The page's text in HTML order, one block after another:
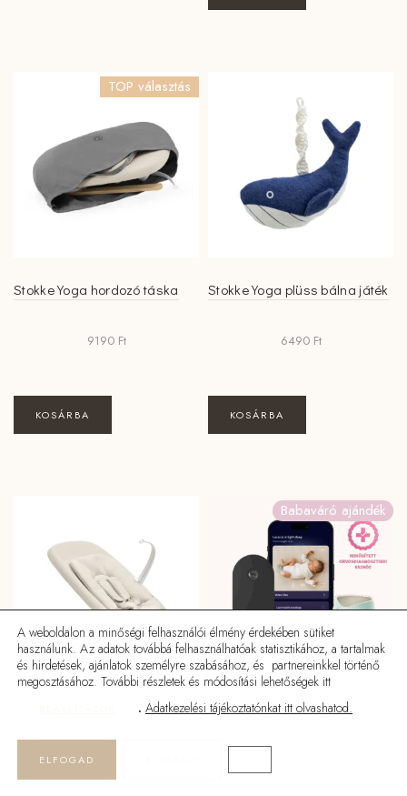
TOP választás
Stokke Yoga hordozó táska
9190 Ft
KOSÁRBA
Stokke Yoga plüss bálna játék
6490 Ft
KOSÁRBA
Stokke® Yoga™ ringató
120990
Babaváró ajándék
Owlet Dream Sock™ + Dream
Kezdőlap
A weboldalon a minőségi felhasználói élmény érdekében sütiket
használunk. Az adatok továbbá felhasználhatóak statisztikához, a tartalmak
és hirdetések, ajánlatok személyre szabásához, és partnereinkkel történő
megosztásához. További részletek és módosítási lehetőségek itt
. Adatkezelési tájékoztatónkat itt olvashatod.
ELFOGAD